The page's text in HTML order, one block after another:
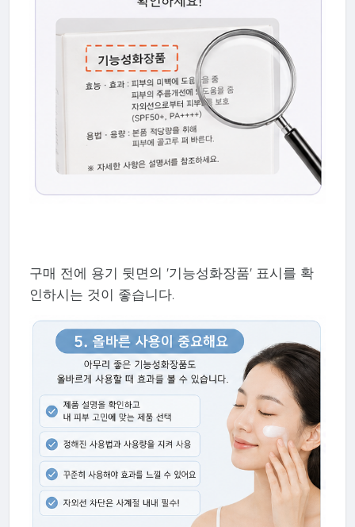
구매 전에 용기 뒷면의 '기능성화장품' 표시를 확
인하시는 것이 좋습니다.